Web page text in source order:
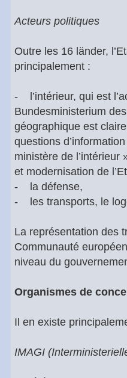
Acteurs politiques
Outre les 16 länder,
principalement :
- l’intérieur, qui est
Bundesministerium
géographique est
questions
ministère de l’intérieur
et modernisation de
- la défense,
- les transports, le
La représentation des
Communauté
niveau du
Organismes de
Il en existe
IMAGI